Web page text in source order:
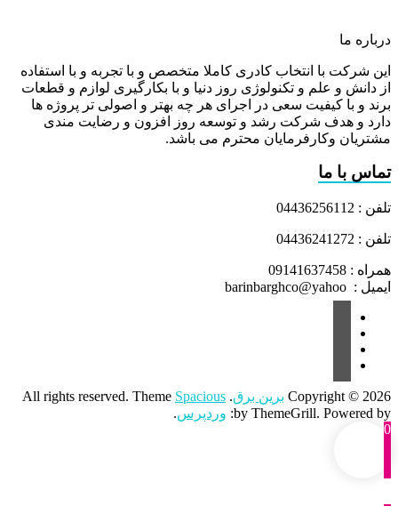
درباره ما
این شرکت با انتخاب کادری کاملا متخصص و با تجربه و با استفاده
از دانش و علم و تکنولوژی روز دنیا و با بکارگیری لوازم و قطعات
برند و با کیفیت سعی در اجرای هر چه بهتر و اصولی تر پروژه ها
دارد و هدف شرکت رشد و توسعه روز افزون و رضایت مندی
مشتریان وکارفرمایان محترم می باشد.
تماس با ما
تلفن : 04436256112
تلفن : 04436241272
همراه : 09141637458
ایمیل : barinbarghco@yahoo
Copyright © 2026 برین برق. All rights reserved. Theme
Spacious
by ThemeGrill. Powered by: وردپرس.
0